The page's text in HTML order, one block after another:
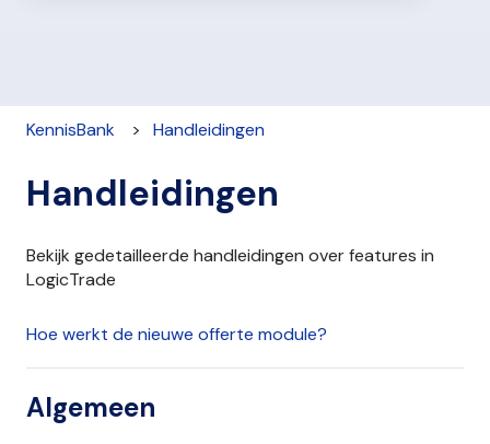
KennisBank Handleidingen
Handleidingen
Bekijk gedetailleerde handleidingen over features in
LogicTrade
Hoe werkt de nieuwe offerte module?
Algemeen